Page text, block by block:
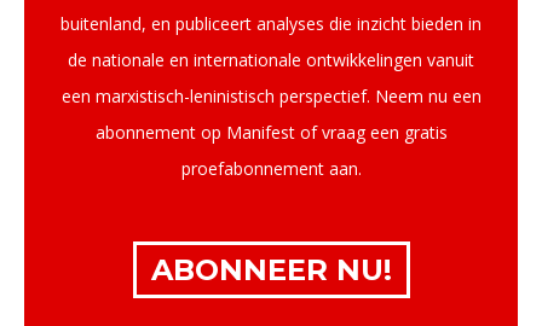
buitenland, en publiceert analyses die inzicht bieden in
de nationale en internationale ontwikkelingen vanuit
een marxistisch-leninistisch perspectief. Neem nu een
abonnement op Manifest of vraag een gratis
proefabonnement aan.
ABONNEER NU!